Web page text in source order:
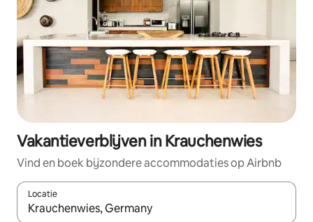
Vakantieverblijven in Krauchenwies
Vind en boek bijzondere accommodaties op Airbnb
Locatie
Wanneer er resultaten beschikbaar zijn, maak je een keuze